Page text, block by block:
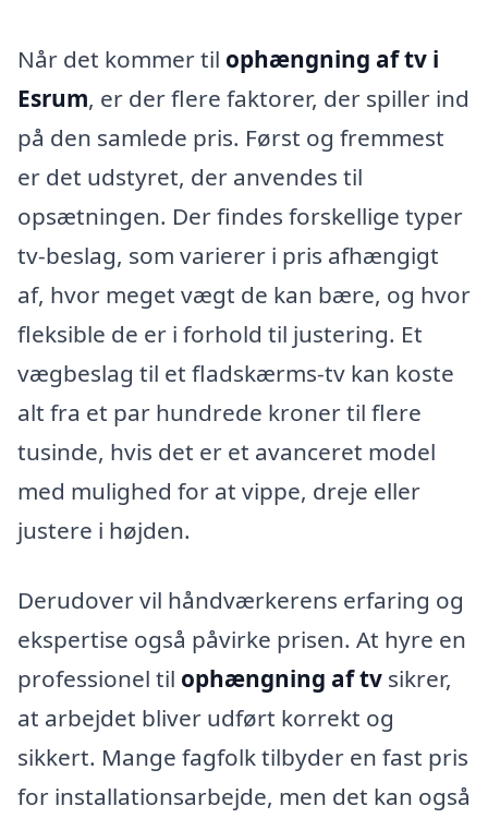
Når det kommer til ophængning af tv i
Esrum, er der flere faktorer, der spiller ind
på den samlede pris. Først og fremmest
er det udstyret, der anvendes til
opsætningen. Der findes forskellige typer
tv-beslag, som varierer i pris afhængigt
af, hvor meget vægt de kan bære, og hvor
fleksible de er i forhold til justering. Et
vægbeslag til et fladskærms-tv kan koste
alt fra et par hundrede kroner til flere
tusinde, hvis det er et avanceret model
med mulighed for at vippe, dreje eller
justere i højden.
Derudover vil håndværkerens erfaring og
ekspertise også påvirke prisen. At hyre en
professionel til ophængning af tv sikrer,
at arbejdet bliver udført korrekt og
sikkert. Mange fagfolk tilbyder en fast pris
for installationsarbejde, men det kan også